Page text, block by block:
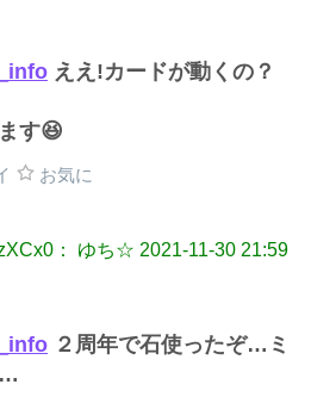
ええ!カードが動くの？
す😆
お気に
： ゆち☆ 2021-11-30 21:59
２周年で石使ったぞ…ミ